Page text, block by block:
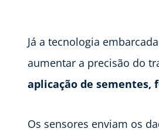
Já a tecnologia
aumentar a precisão do
aplicação de
Os sensores enviam os